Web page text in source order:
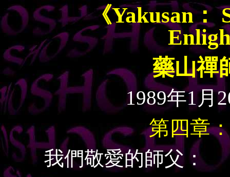
《Yakusan：
藥山禪
1989年1月
第四章
我們敬愛的師父：